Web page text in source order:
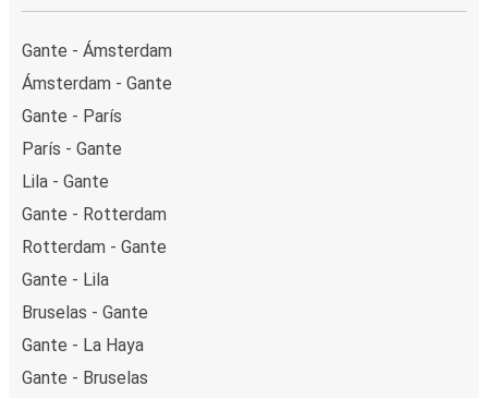
Gante - Ámsterdam
Ámsterdam - Gante
Gante - París
París - Gante
Lila - Gante
Gante - Rotterdam
Rotterdam - Gante
Gante - Lila
Bruselas - Gante
Gante - La Haya
Gante - Bruselas